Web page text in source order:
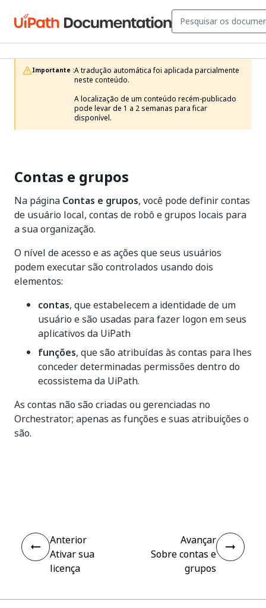
Importante :A tradução automática foi aplicada parcialmente
neste conteúdo.
A localização de um conteúdo recém-publicado
pode levar de 1 a 2 semanas para ficar
disponível.
Contas e grupos
Na página Contas e grupos, você pode definir contas
de usuário local, contas de robô e grupos locais para
a sua organização.
O nível de acesso e as ações que seus usuários
podem executar são controlados usando dois
elementos:
contas, que estabelecem a identidade de um
usuário e são usadas para fazer logon em seus
aplicativos da UiPath
funções, que são atribuídas às contas para lhes
conceder determinadas permissões dentro do
ecossistema da UiPath.
As contas não são criadas ou gerenciadas no
Orchestrator; apenas as funções e suas atribuições o
são.
Anterior
Ativar sua
licença
Avançar
Sobre contas e
grupos